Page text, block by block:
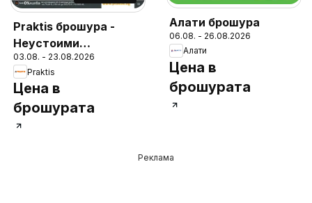
Praktis брошура -
Неустоими
предложения
03.08. - 23.08.2026
Praktis
Цена в
брошурата
Алати брошура
06.08. - 26.08.2026
Алати
Цена в
брошурата
Реклама